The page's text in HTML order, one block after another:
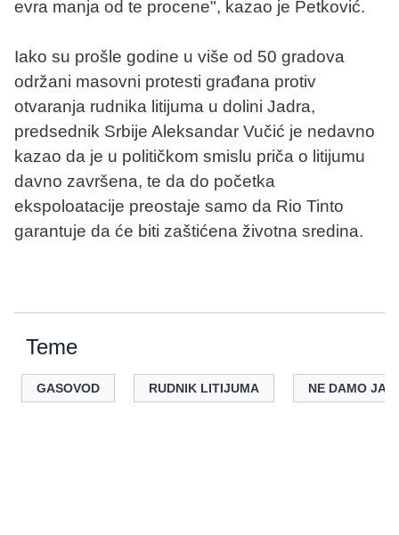
evra manja od te procene", kazao je Petković.
Iako su prošle godine u više od 50 gradova
održani masovni protesti građana protiv
otvaranja rudnika litijuma u dolini Jadra,
predsednik Srbije Aleksandar Vučić je nedavno
kazao da je u političkom smislu priča o litijumu
davno završena, te da do početka
ekspoloatacije preostaje samo da Rio Tinto
garantuje da će biti zaštićena životna sredina.
Teme
GASOVOD RUDNIK LITIJUMA NE DAMO